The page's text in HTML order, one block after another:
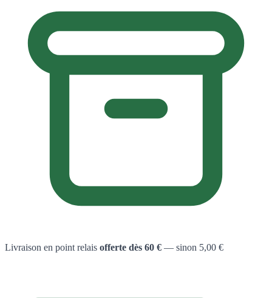
Livraison en point relais offerte dès 60 € — sinon 5,00 €